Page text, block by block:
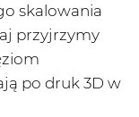
skalowania
przyjrzymy
po druk 3D w